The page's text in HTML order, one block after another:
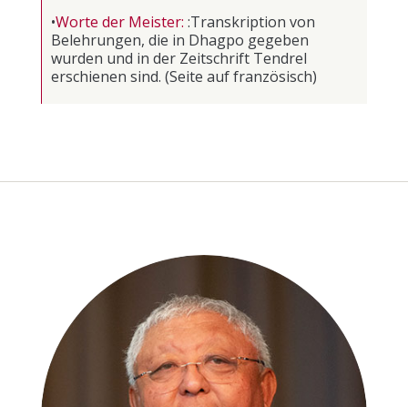
•Worte der Meister: :Transkription von
Belehrungen, die in Dhagpo gegeben
wurden und in der Zeitschrift Tendrel
erschienen sind. (Seite auf französisch)